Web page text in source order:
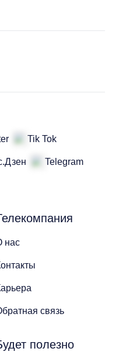
нас
связь
полезно
Tik Tok
Telegram